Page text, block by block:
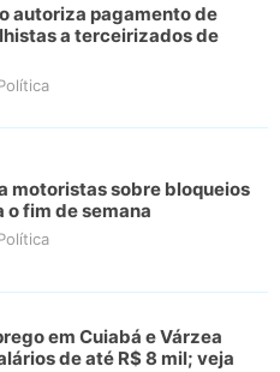
autoriza pagamento de
a terceirizados de
motoristas sobre bloqueios
o fim de semana
em Cuiabá e Várzea
de até R$ 8 mil; veja